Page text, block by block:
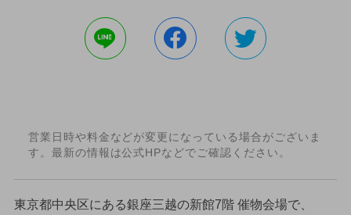
営業日時や料金などが変更になっている場合がございま
す。最新の情報は公式HPなどでご確認ください。
東京都中央区にある銀座三越の新館7階 催物会場で、